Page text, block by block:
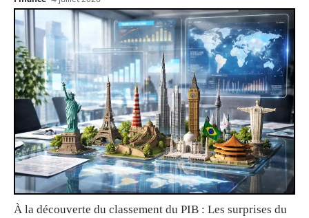
À la découverte du classement du PIB : Les surprises du